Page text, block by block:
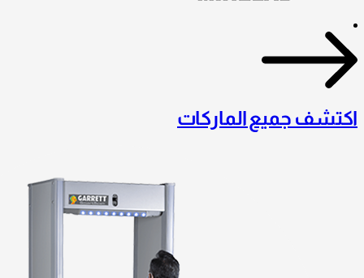
اكتشف جميع الماركات